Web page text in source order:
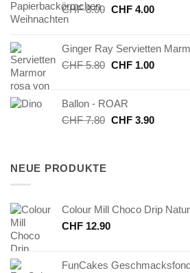
CHF8.00 Ursprünglicher
CHF 8.00
CHF4.00Aktueller
CHF
Ginger Ray Servietten
CHF5.80 Ursprünglicher
CHF 5.80
CHF1.00Aktueller
Ballon - ROAR
CHF7.80 Ursprünglicher
CHF3.90Aktueller
NEUE PRODUKTE
Colour Mill Choco Drip
CHF 12.90
FunCakes